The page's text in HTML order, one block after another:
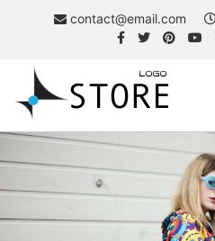
contact@email.com